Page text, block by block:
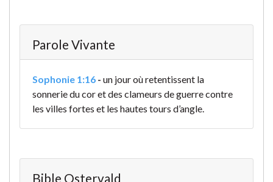
Parole Vivante
Sophonie 1:16 - un jour où retentissent la
sonnerie du cor et des clameurs de guerre contre
les villes fortes et les hautes tours d’angle.
Bible Ostervald